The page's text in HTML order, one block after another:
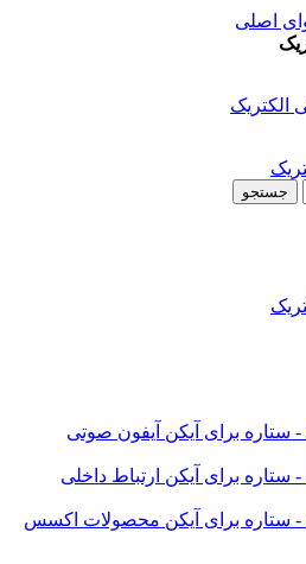
اصلی
الکتریک
جستجو
آیفون صوتی
ارتباط داخلی
محصولات اکسس